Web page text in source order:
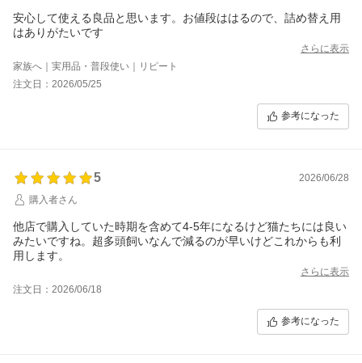
安心して使える良品と思います。お値段ははるので、詰め替え用
はありがたいです
さらに表示
家族へ｜実用品・普段使い｜リピート
注文日：2026/05/25
参考になった
5
2026/06/28
購入者さん
他店で購入していた時期を含めて4-5年になるけど猫たちには良い
みたいですね。超多頭飼いなんで減るのが早いけどこれからも利
用します。
さらに表示
注文日：2026/06/18
参考になった